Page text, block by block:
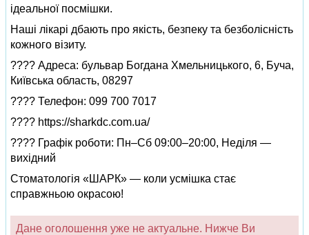
ідеальної посмішки.
Наші лікарі дбають про якість, безпеку та безболісність
кожного візиту.
???? Адреса: бульвар Богдана Хмельницького, 6, Буча,
Київська область, 08297
???? Телефон: 099 700 7017
???? https://sharkdc.com.ua/
???? Графік роботи: Пн–Сб 09:00–20:00, Неділя —
вихідний
Стоматологія «ШАРК» — коли усмішка стає
справжньою окрасою!
Дане оголошення уже не актуальне. Нижче Ви